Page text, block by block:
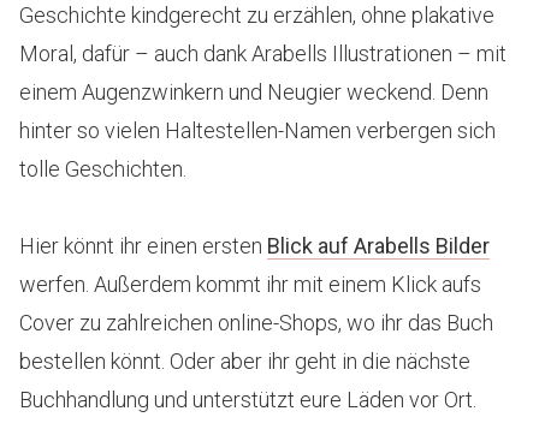
Geschichte kindgerecht zu erzählen, ohne plakative
Moral, dafür – auch dank Arabells Illustrationen – mit
einem Augenzwinkern und Neugier weckend. Denn
hinter so vielen Haltestellen-Namen verbergen sich
tolle Geschichten.
Hier könnt ihr einen ersten Blick auf Arabells Bilder
werfen. Außerdem kommt ihr mit einem Klick aufs
Cover zu zahlreichen online-Shops, wo ihr das Buch
bestellen könnt. Oder aber ihr geht in die nächste
Buchhandlung und unterstützt eure Läden vor Ort.